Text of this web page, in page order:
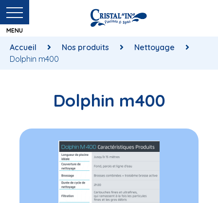
Accueil Nos produits
Nettoyage
Dolphin m400
Dolphin m400